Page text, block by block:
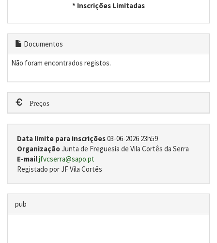
* Inscrições Limitadas
Documentos
Não foram encontrados registos.
Preços
Data limite para inscrições03-06-2026 23h59
OrganizaçãoJunta de Freguesia de Vila Cortês da Serra
E-mailjfvcserra@sapo.pt
Registado por JF Vila Cortês
pub